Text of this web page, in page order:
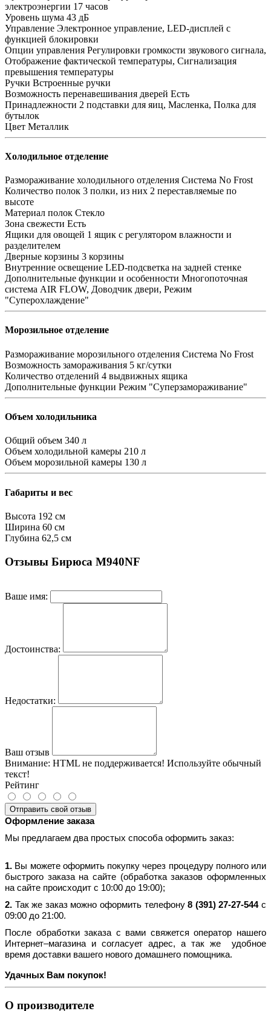
электроэнергии 17 часов
Уровень шума 43 дБ
Управление Электронное управление, LED-дисплей с
функцией блокировки
Опции управления Регулировки громкости звукового сигнала,
Отображение фактической температуры, Сигнализация
превышения температуры
Ручки Встроенные ручки
Возможность перенавешивания дверей Есть
Принадлежности 2 подставки для яиц, Масленка, Полка для
бутылок
Цвет Металлик
Холодильное отделение
Размораживание холодильного отделения Система No Frost
Количество полок 3 полки, из них 2 переставляемые по
высоте
Материал полок Стекло
Зона свежести Есть
Ящики для овощей 1 ящик с регулятором влажности и
разделителем
Дверные корзины 3 корзины
Внутренние освещение LED-подсветка на задней стенке
Дополнительные функции и особенности Многопоточная
система AIR FLOW, Доводчик двери, Режим
"Суперохлаждение"
Морозильное отделение
Размораживание морозильного отделения Система No Frost
Возможность замораживания 5 кг/сутки
Количество отделений 4 выдвижных ящика
Дополнительные функции Режим "Суперзамораживание"
Объем холодильника
Общий объем 340 л
Объем холодильной камеры 210 л
Объем морозильной камеры 130 л
Габариты и вес
Высота 192 см
Ширина 60 см
Глубина 62,5 см
Отзывы Бирюса M940NF
Ваше имя:
Достоинства:
Недостатки:
Ваш отзыв
Внимание: HTML не поддерживается! Используйте обычный
текст!
Рейтинг
Отправить свой отзыв
Оформление заказа
Мы предлагаем два простых способа оформить заказ:
1. Вы можете оформить покупку через процедуру полного или
быстрого заказа на сайте (обработка заказов оформленных
на сайте происходит с 10:00 до 19:00);
2. Так же заказ можно оформить телефону8 (391) 27-27-544с
09:00 до 21:00.
После обработки заказа с вами свяжется оператор нашего
Интернет–магазина и согласует адрес, а так же удобное
время доставки вашего нового домашнего помощника.
Удачных Вам покупок!
О производителе